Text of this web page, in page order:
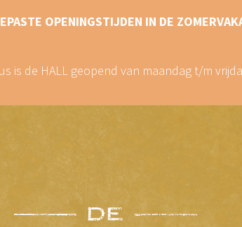
OPENINGSTIJDEN IN DE
is de HALL geopend van maandag t/m